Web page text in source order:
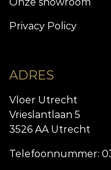
Privacy Policy
ADRES
Vloer Utrecht
Vrieslantlaan 5
3526 AA Utrecht
Telefoonnummer: